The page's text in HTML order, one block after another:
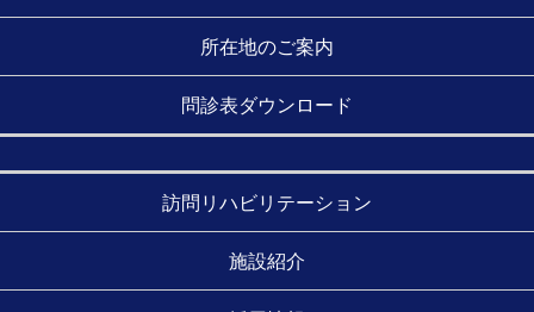
所在地のご案内
問診表ダウンロード
訪問リハビリテーション
施設紹介